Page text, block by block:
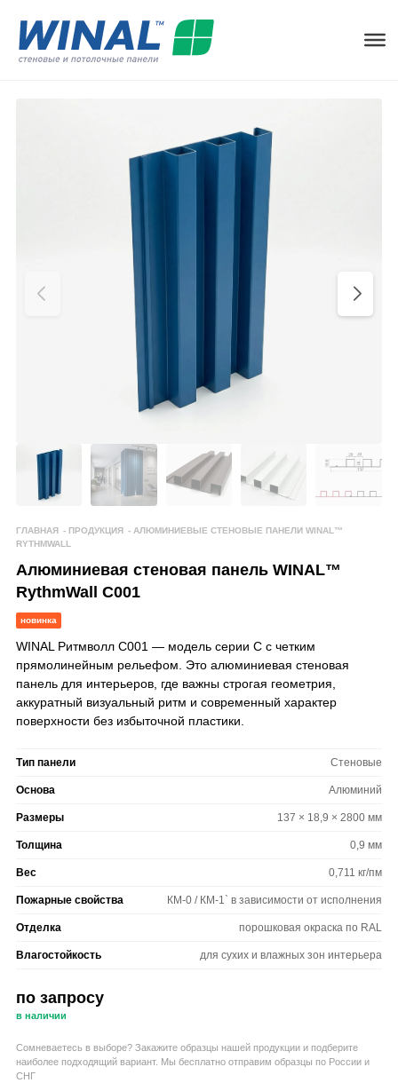
ГЛАВНАЯ - ПРОДУКЦИЯ - АЛЮМИНИЕВЫЕ СТЕНОВЫЕ ПАНЕЛИ WINAL™
RYTHMWALL
Алюминиевая стеновая панель WINAL™
RythmWall C001
новинка
WINAL Ритмволл C001 — модель серии C с четким
прямолинейным рельефом. Это алюминиевая стеновая
панель для интерьеров, где важны строгая геометрия,
аккуратный визуальный ритм и современный характер
поверхности без избыточной пластики.
Тип панели Стеновые
Основа Алюминий
Размеры 137 × 18,9 × 2800 мм
Толщина 0,9 мм
Вес 0,711 кг/пм
Пожарные свойства КМ-0 / КМ-1` в зависимости от исполнения
Отделка порошковая окраска по RAL
Влагостойкость для сухих и влажных зон интерьера
по запросу
в наличии
Сомневаетесь в выборе? Закажите образцы нашей продукции и подберите
наиболее подходящий вариант. Мы бесплатно отправим образцы по России и
СНГ